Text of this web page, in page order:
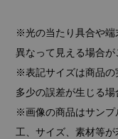
※光の当たり具合や端
異なって見える場合が
※表記サイズは商品の
多少の誤差が生じる場
※画像の商品はサンプ
工、サイズ、素材等が